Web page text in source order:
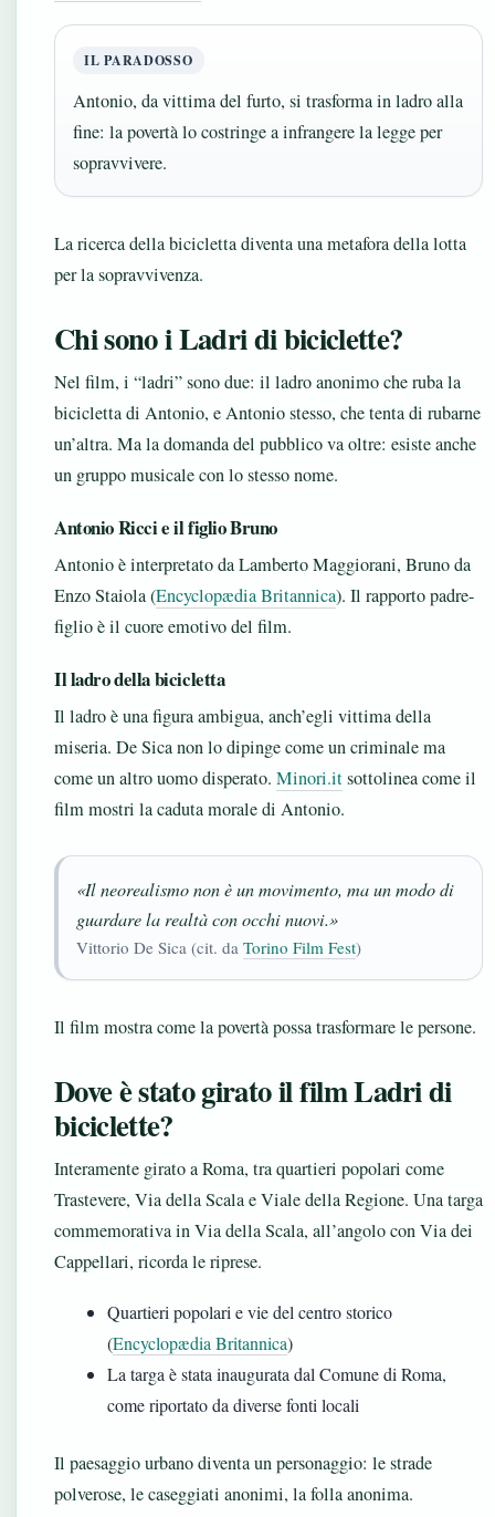
IL PARADOSSO
Antonio, da vittima del furto, si trasforma in ladro alla
fine: la povertà lo costringe a infrangere la legge per
sopravvivere.
La ricerca della bicicletta diventa una metafora della lotta
per la sopravvivenza.
Chi sono i Ladri di biciclette?
Nel film, i “ladri” sono due: il ladro anonimo che ruba la
bicicletta di Antonio, e Antonio stesso, che tenta di rubarne
un’altra. Ma la domanda del pubblico va oltre: esiste anche
un gruppo musicale con lo stesso nome.
Antonio Ricci e il figlio Bruno
Antonio è interpretato da Lamberto Maggiorani, Bruno da
Enzo Staiola (Encyclopædia Britannica). Il rapporto padre-
figlio è il cuore emotivo del film.
Il ladro della bicicletta
Il ladro è una figura ambigua, anch’egli vittima della
miseria. De Sica non lo dipinge come un criminale ma
come un altro uomo disperato. Minori.itsottolinea come il
film mostri la caduta morale di Antonio.
«Il neorealismo non è un movimento, ma un modo di
guardare la realtà con occhi nuovi.»
Vittorio De Sica (cit. da Torino Film Fest)
Il film mostra come la povertà possa trasformare le persone.
Dove è stato girato il film Ladri di
biciclette?
Interamente girato a Roma, tra quartieri popolari come
Trastevere, Via della Scala e Viale della Regione. Una targa
commemorativa in Via della Scala, all’angolo con Via dei
Cappellari, ricorda le riprese.
Quartieri popolari e vie del centro storico
(Encyclopædia Britannica)
La targa è stata inaugurata dal Comune di Roma,
come riportato da diverse fonti locali
Il paesaggio urbano diventa un personaggio: le strade
polverose, le caseggiati anonimi, la folla anonima.